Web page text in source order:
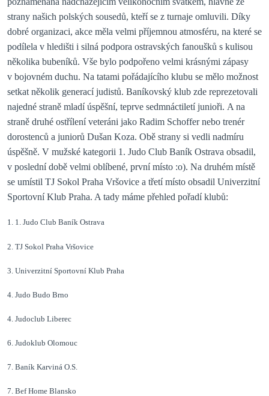
strany našich polských sousedů, kteří se z turnaje omluvili. Díky
dobré organizaci, akce měla velmi příjemnou atmosféru, na které se
podílela v hledišti i silná podpora ostravských fanoušků s kulisou
několika bubeníků. Vše bylo podpořeno velmi krásnými zápasy
v bojovném duchu. Na tatami pořádajícího klubu se mělo možnost
setkat několik generací judistů. Baníkovský klub zde reprezetovali
najedné straně mladí úspěšní, teprve sedmnáctiletí junioři. A na
straně druhé ostřílení veteráni jako Radim Schoffer nebo trenér
dorostenců a juniorů Dušan Koza. Obě strany si vedli nadmíru
úspěšně. V mužské kategorii 1. Judo Club Baník Ostrava obsadil,
v poslední době velmi oblíbené, první místo :o). Na druhém místě
se umístil TJ Sokol Praha Vršovice a třetí místo obsadil Univerzitní
Sportovní Klub Praha. A tady máme přehled pořadí klubů:
1. 1. Judo Club Baník Ostrava
2. TJ Sokol Praha Vršovice
3. Univerzitní Sportovní Klub Praha
4. Judo Budo Brno
4. Judoclub Liberec
6. Judoklub Olomouc
7. Baník Karviná O.S.
7. Bef Home Blansko